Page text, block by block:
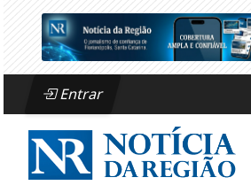
Entrar